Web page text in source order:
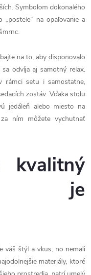
Symbolom dokonalého
na opaľovanie a
na to, aby disponovalo
odvíja aj samotný relax.
rámci setu i samostatne,
zostáv. Vďaka stolu
jedáleň alebo miesto na
ním môžete vychutnať
kvalitný
je
váš štýl a vkus, no nemali
materiály, ktoré